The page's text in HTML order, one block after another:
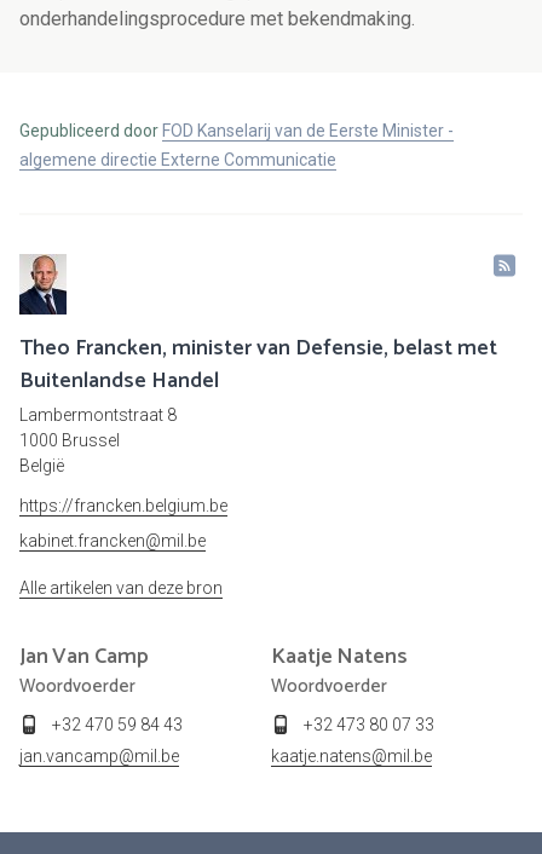
onderhandelingsprocedure met bekendmaking.
Gepubliceerd door FOD Kanselarij van de Eerste Minister -
algemene directie Externe Communicatie
Theo Francken, minister van Defensie, belast met
Buitenlandse Handel
Lambermontstraat 8
1000 Brussel
België
https://francken.belgium.be
kabinet.francken@mil.be
Alle artikelen van deze bron
JanVan Camp
Woordvoerder
+32 470 59 84 43
jan.vancamp@mil.be
Kaatje Natens
Woordvoerder
+32 473 80 07 33
kaatje.natens@mil.be